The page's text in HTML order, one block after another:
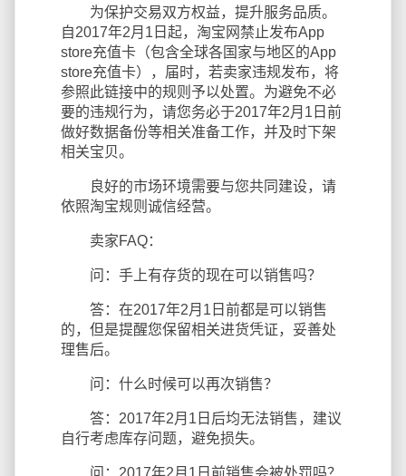
为保护交易双方权益，提升服务品质。
自2017年2月1日起，淘宝网禁止发布App
store充值卡（包含全球各国家与地区的App
store充值卡），届时，若卖家违规发布，将
参照此链接中的规则予以处置。为避免不必
要的违规行为，请您务必于2017年2月1日前
做好数据备份等相关准备工作，并及时下架
相关宝贝。
良好的市场环境需要与您共同建设，请
依照淘宝规则诚信经营。
卖家FAQ：
问：手上有存货的现在可以销售吗？
答：在2017年2月1日前都是可以销售
的，但是提醒您保留相关进货凭证，妥善处
理售后。
问：什么时候可以再次销售？
答：2017年2月1日后均无法销售，建议
自行考虑库存问题，避免损失。
问：2017年2月1日前销售会被处罚吗？